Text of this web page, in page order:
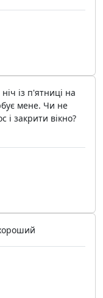
із п'ятниці на
мене. Чи не
і закрити вікно?